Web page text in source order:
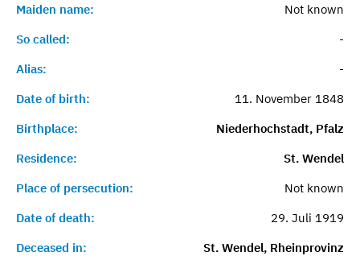
Maiden name:
Not known
So called:
-
Alias:
-
Date of birth:
11. November 1848
Birthplace:
Niederhochstadt, Pfalz
Residence:
St. Wendel
Place of persecution:
Not known
Date of death:
29. Juli 1919
Deceased in:
St. Wendel, Rheinprovinz